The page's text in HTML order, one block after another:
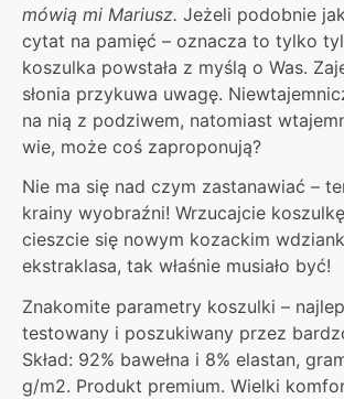
mówią mi Mariusz. Jeżeli podobnie
cytat na pamięć – oznacza to tylko
koszulka powstała z myślą o Was.
słonia przykuwa uwagę.
na nią z podziwem, natomiast
wie, może coś zaproponują?
Nie ma się nad czym zastanawiać –
krainy wyobraźni! Wrzucajcie
cieszcie się nowym kozackim
ekstraklasa, tak właśnie musiało być!
Znakomite parametry koszulki –
testowany i poszukiwany przez
Skład: 92% bawełna i 8% elastan,
g/m2. Produkt premium. Wielki